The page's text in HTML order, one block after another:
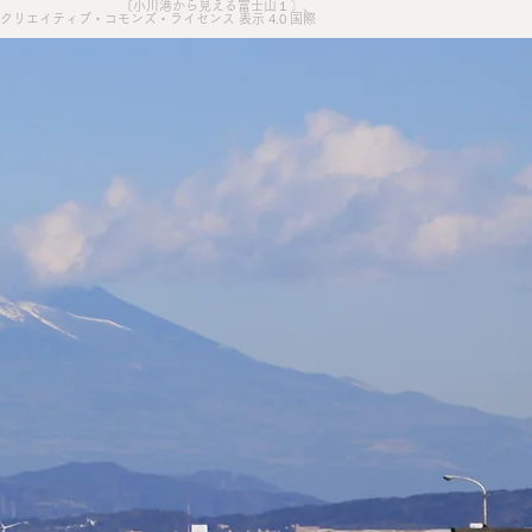
〔小川港から見える富士山１〕、​
リエイティブ・コモンズ・ライセンス 表示 4.0 国際​